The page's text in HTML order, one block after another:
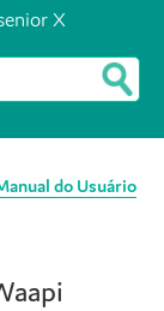
X
do Usuário